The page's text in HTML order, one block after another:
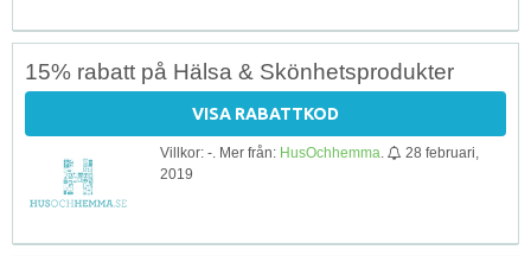
15% rabatt på Hälsa & Skönhetsprodukter
VISA RABATTKOD
Villkor: -. Mer från: HusOchhemma
28 februari,
2019